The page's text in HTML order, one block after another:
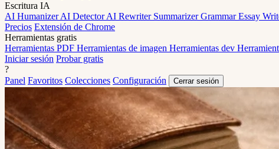
Escritura IA
AI HumanizerAI DetectorAI Rewriter SummarizerGrammarEssay
Precios Extensión de Chrome
Herramientas gratis
Herramientas PDF Herramientas de imagen Herramientas dev
Iniciar sesión Probar gratis
?
Panel Favoritos Colecciones Configuración Cerrar sesión